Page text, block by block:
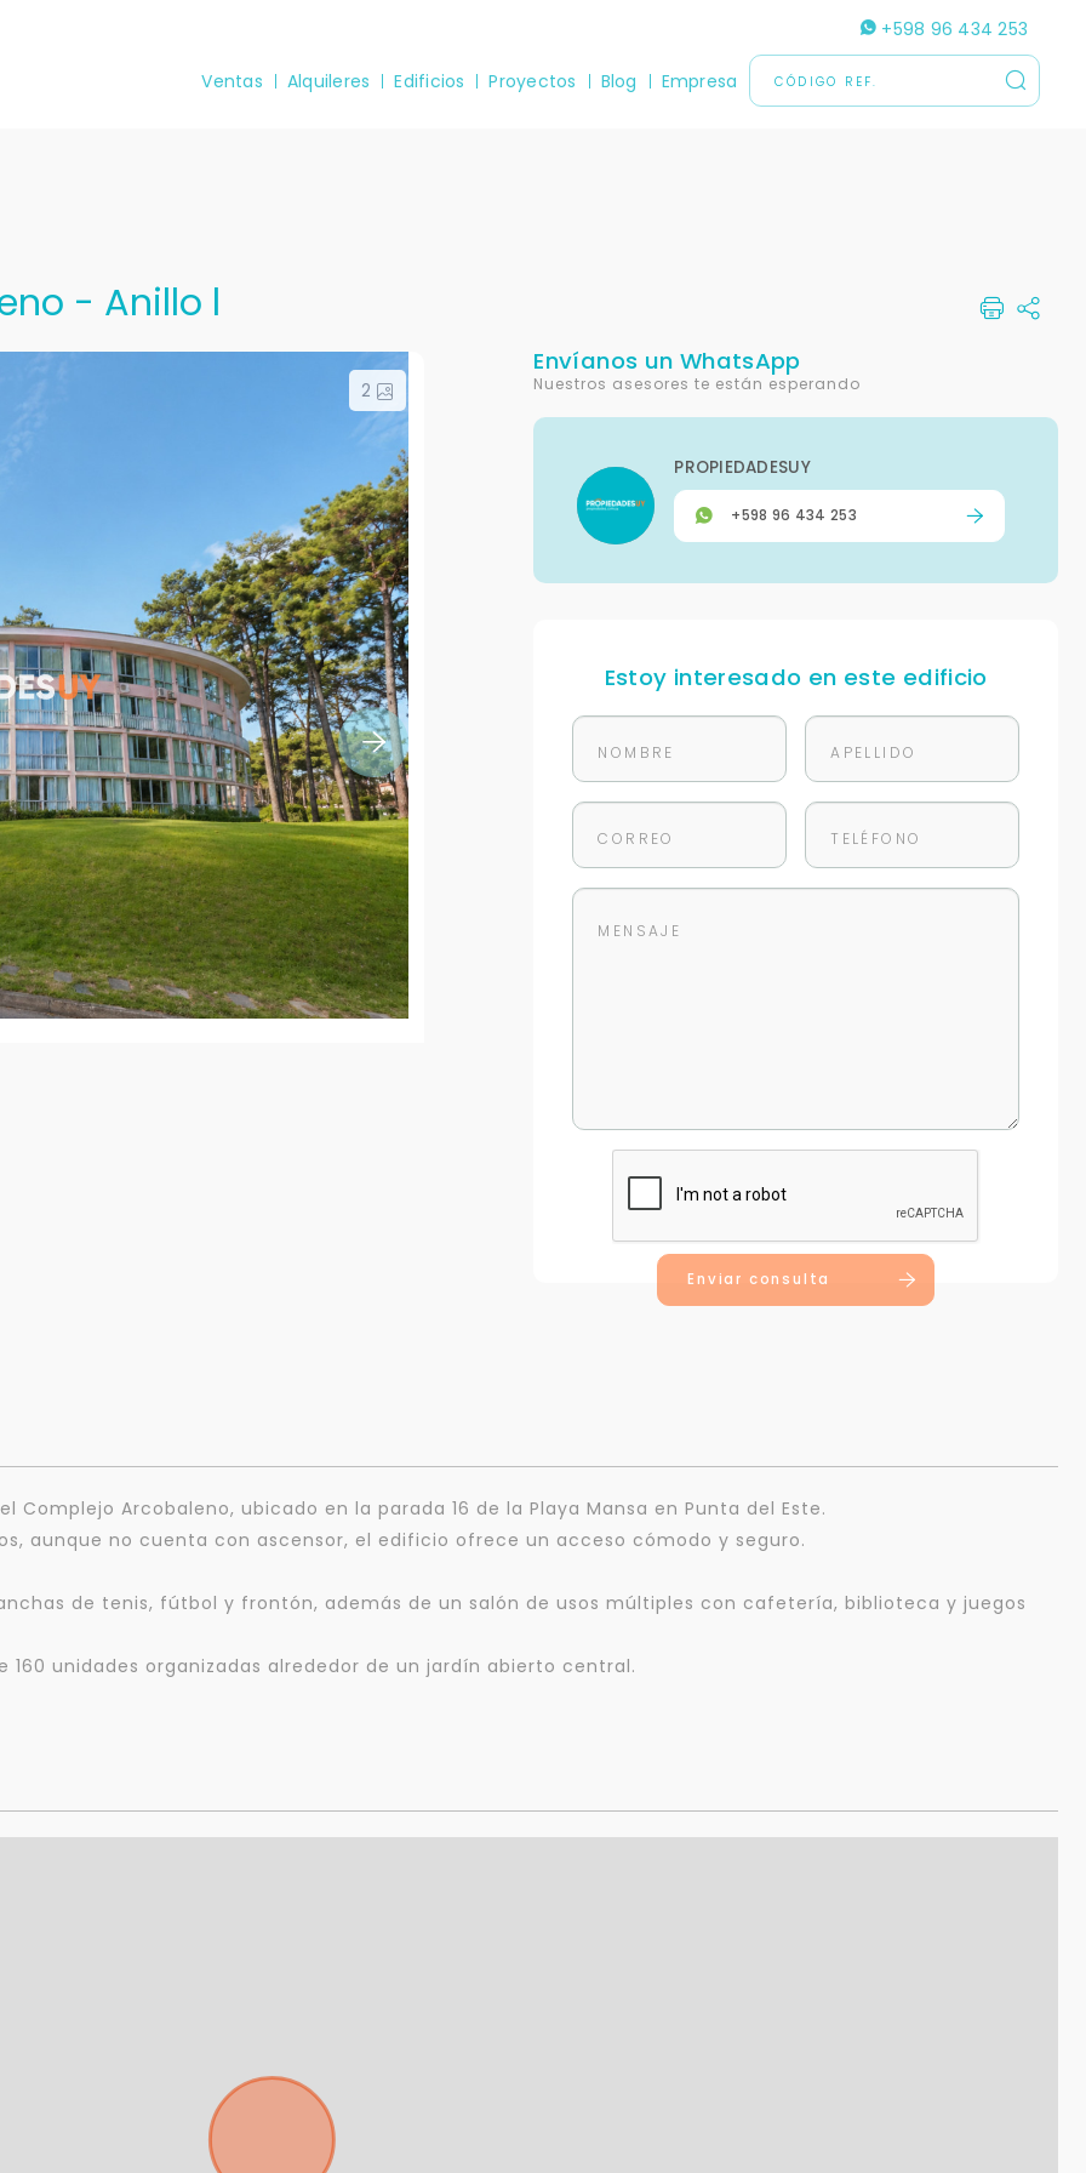
+598 96 434 253
Ventas Alquileres Edificios Proyectos Blog Empresa
- Anillo l
2
Envíanos un WhatsApp
Nuestros asesores te están esperando
PROPIEDADESUY
+598 96 434 253
Estoy interesado en este edificio
Enviar consulta
Complejo Arcobaleno, ubicado en la parada 16 de la Playa Mansa en Punta del Este.
aunque no cuenta con ascensor, el edificio ofrece un acceso cómodo y seguro.
de tenis, fútbol y frontón, además de un salón de usos múltiples con cafetería, biblioteca y juegos
unidades organizadas alrededor de un jardín abierto central.